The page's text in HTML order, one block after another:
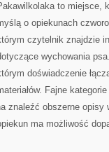
to miejsce,
o opiekunach
czytelnik znajdzie
wychowania
doświadczenie
Fajne
znaleźć obszerne opisy
ma możliwość